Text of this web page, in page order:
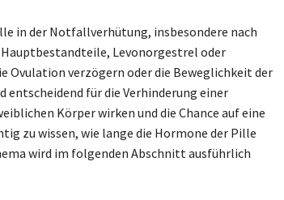
in der Notfallverhütung, insbesondere nach
Levonorgestrel oder
Ovulation verzögern oder die Beweglichkeit der
entscheidend für die Verhinderung einer
Körper wirken und die Chance auf eine
zu wissen, wie lange die Hormone der Pille
wird im folgenden Abschnitt ausführlich